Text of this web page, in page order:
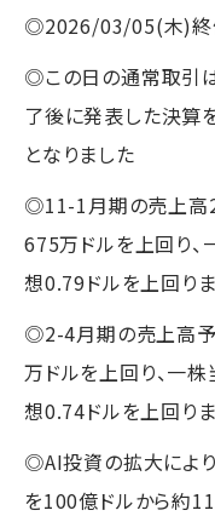
◎2026/03/05(木)終
◎この日の通常取引
了後に発表した決算
となりました
◎11-1月期の売上高
675万ドルを上回り
想0.79ドルを上回り
◎2-4月期の売上高
万ドルを上回り、一
想0.74ドルを上回り
◎AI投資の拡大によ
を100億ドルから約